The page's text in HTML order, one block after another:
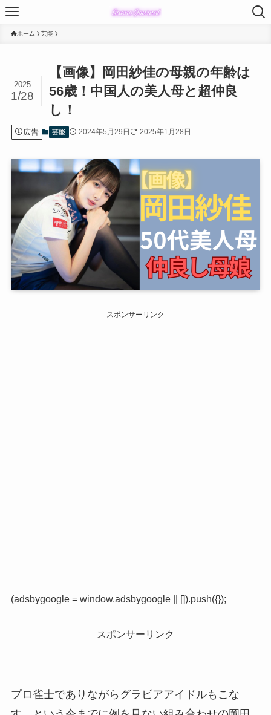
ホーム 芸能
【画像】岡田紗佳の母親の年齢は
56歳！中国人の美人母と超仲良
し！
2025
1/28
広告 芸能 2024年5月29日 2025年1月28日
スポンサーリンク
(adsbygoogle = window.adsbygoogle || []).push({});
スポンサーリンク
プロ雀士でありながらグラビアアイドルもこな